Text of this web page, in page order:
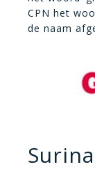
CPN het
de naam